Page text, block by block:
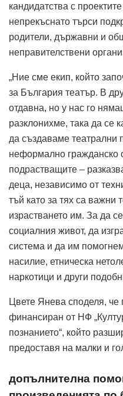
кандидатства с
непрекъснато търси
родители, държавни и
неправителствени
„Ние сме екип, който
за България театър. В
отдавна, но у нас го
разклонихме, така да се
да създаваме театрални
неформално гражданско
подрастващите –
деца, независимо от
тъй като за тях са важни
израстването им. За да
социалния живот, да
система и да им
насилие, етническа
наркотици и други
Цвете Янева споделя, че
финансиран от НФ
познанието“, който
предоставя на малки и
допълнителна